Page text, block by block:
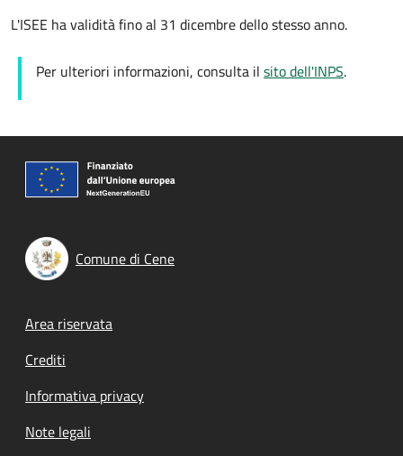
L'ISEE ha validità fino al 31 dicembre dello stesso anno.
Per ulteriori informazioni, consulta il sito dell'INPS.
Comune di Cene
Footer menu
Area riservata
Crediti
Informativa privacy
Note legali